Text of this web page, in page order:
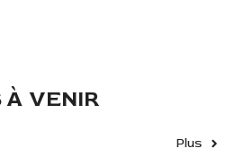
À VENIR
Plus